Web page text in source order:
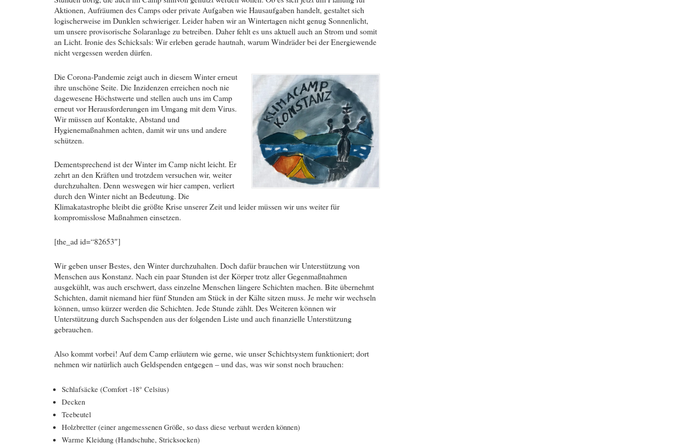
Aktionen, Aufräumen des Camps oder private Aufgaben wie Hausaufgaben handelt, gestaltet sich
logischerweise im Dunklen schwieriger. Leider haben wir an Wintertagen nicht genug Sonnenlicht,
um unsere provisorische Solaranlage zu betreiben. Daher fehlt es uns aktuell auch an Strom und somit
an Licht. Ironie des Schicksals: Wir erleben gerade hautnah, warum Windräder bei der Energiewende
nicht vergessen werden dürfen.
Die Corona-Pandemie zeigt auch in diesem Winter erneut
ihre unschöne Seite. Die Inzidenzen erreichen noch nie
dagewesene Höchstwerte und stellen auch uns im Camp
erneut vor Herausforderungen im Umgang mit dem Virus.
Wir müssen auf Kontakte, Abstand und
Hygienemaßnahmen achten, damit wir uns und andere
schützen.
Dementsprechend ist der Winter im Camp nicht leicht. Er
zehrt an den Kräften und trotzdem versuchen wir, weiter
durchzuhalten. Denn weswegen wir hier campen, verliert
durch den Winter nicht an Bedeutung. Die
Klimakatastrophe bleibt die größte Krise unserer Zeit und leider müssen wir uns weiter für
kompromisslose Maßnahmen einsetzen.
[the_ad id=“82653″]
Wir geben unser Bestes, den Winter durchzuhalten. Doch dafür brauchen wir Unterstützung von
Menschen aus Konstanz. Nach ein paar Stunden ist der Körper trotz aller Gegenmaßnahmen
ausgekühlt, was auch erschwert, dass einzelne Menschen längere Schichten machen. Bite übernehmt
Schichten, damit niemand hier fünf Stunden am Stück in der Kälte sitzen muss. Je mehr wir wechseln
können, umso kürzer werden die Schichten. Jede Stunde zählt. Des Weiteren können wir
Unterstützung durch Sachspenden aus der folgenden Liste und auch finanzielle Unterstützung
gebrauchen.
Also kommt vorbei! Auf dem Camp erläutern wie gerne, wie unser Schichtsystem funktioniert; dort
nehmen wir natürlich auch Geldspenden entgegen – und das, was wir sonst noch brauchen:
Schlafsäcke (Comfort -18° Celsius)
Decken
Teebeutel
Holzbretter (einer angemessenen Größe, so dass diese verbaut werden können)
Warme Kleidung (Handschuhe, Stricksocken)